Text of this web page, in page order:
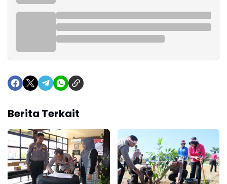
Berita Terkait